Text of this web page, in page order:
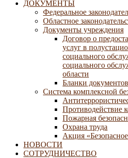
ДОКУМЕНТЫ
Федеральное
Областное
Документы учреждения
Договор о
услуг в
социального
социального
области
Бланки документов
Система комплексной
Противодействие
Пожарная
Охрана труда
Акция
НОВОСТИ
СОТРУДНИЧЕСТВО